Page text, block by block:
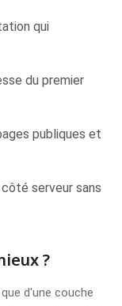
qui
du premier
publiques et
serveur sans
?
d'une couche